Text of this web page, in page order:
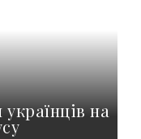
на